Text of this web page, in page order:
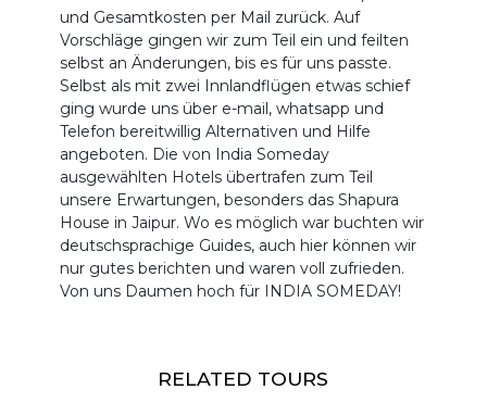
und Gesamtkosten per Mail zurück. Auf
Vorschläge gingen wir zum Teil ein und feilten
selbst an Änderungen, bis es für uns passte.
Selbst als mit zwei Innlandflügen etwas schief
ging wurde uns über e-mail, whatsapp und
Telefon bereitwillig Alternativen und Hilfe
angeboten. Die von India Someday
ausgewählten Hotels übertrafen zum Teil
unsere Erwartungen, besonders das Shapura
House in Jaipur. Wo es möglich war buchten wir
deutschsprachige Guides, auch hier können wir
nur gutes berichten und waren voll zufrieden.
Von uns Daumen hoch für INDIA SOMEDAY!
RELATED TOURS